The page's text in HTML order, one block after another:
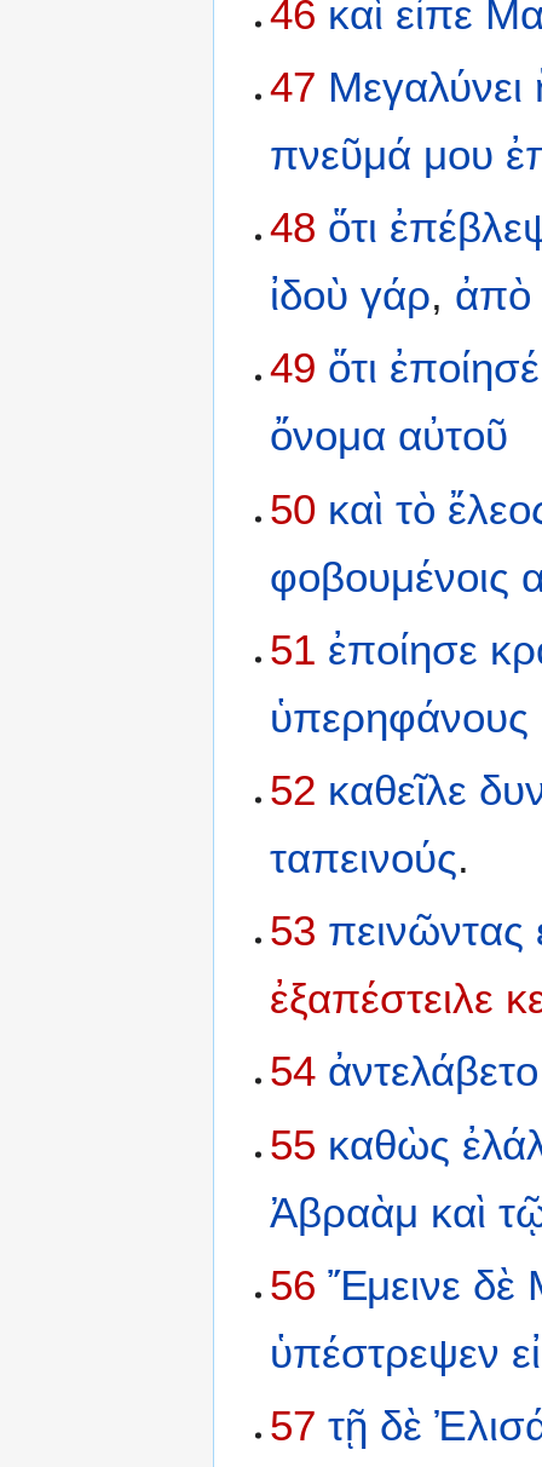
46 καὶ εἶπε
47 Μεγαλύνει
πνεῦμά μου
48 ὅτι
ἰδοὺ γάρ, ἀπὸ
49 ὅτι ἐποίησέ
ὄνομα αὐτοῦ
50 καὶ τὸ
φοβουμένοις
51 ἐποίησε
ὑπερηφάνους
52 καθεῖλε
ταπεινούς.
53 πεινῶντας
ἐξαπέστειλε
54 ἀντελάβετο
55 καθὼς
Ἀβραὰμ καὶ
56 Ἔμεινε δὲ
ὑπέστρεψεν
57 τῇ δὲ